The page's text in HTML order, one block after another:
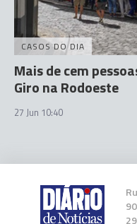
CASOS DO DIA
Mais de cem
Giro na Rodoeste
27 Jun 10:40